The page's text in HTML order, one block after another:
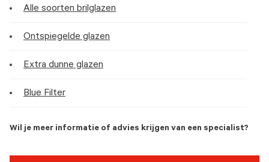
Alle soorten brilglazen
Ontspiegelde glazen
Extra dunne glazen
Blue Filter
Wil je meer informatie of advies krijgen van een specialist?